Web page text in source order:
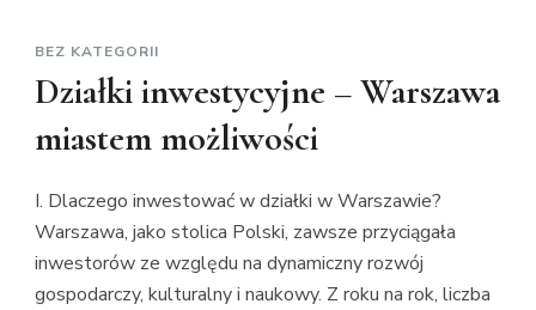
BEZ KATEGORII
Działki inwestycyjne – Warszawa
miastem możliwości
I. Dlaczego inwestować w działki w Warszawie?
Warszawa, jako stolica Polski, zawsze przyciągała
inwestorów ze względu na dynamiczny rozwój
gospodarczy, kulturalny i naukowy. Z roku na rok, liczba